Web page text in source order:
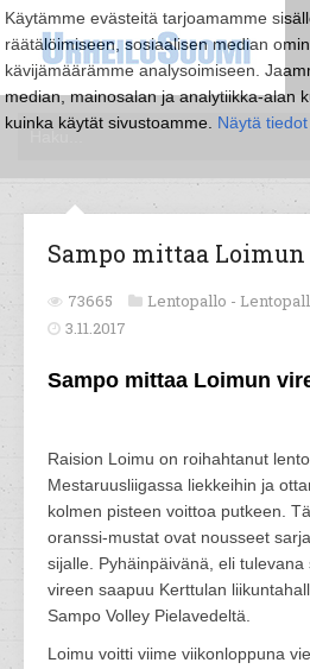
Käytämme evästeitä tarjoamamme
räätälöimiseen, sosiaalisen median
kävijämäärämme analysoimiseen.
median, mainosalan ja analytiikka-alan
kuinka käytät sivustoamme. Näytä tiedot
Sampo mittaa
73665 Lentopallo -
3.11.2017
Sampo mittaa Loimun
Raision Loimu on roihahtanut
Mestaruusliigassa liekkeihin ja
kolmen pisteen voittoa putkeen.
oranssi-mustat ovat nousseet
sijalle. Pyhäinpäivänä, eli
vireen saapuu Kerttulan
Sampo Volley Pielavedeltä.
Loimu voitti viime viikonloppuna